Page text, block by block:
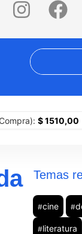
La
$ 1510,00
Temas
#cine #
#literatura